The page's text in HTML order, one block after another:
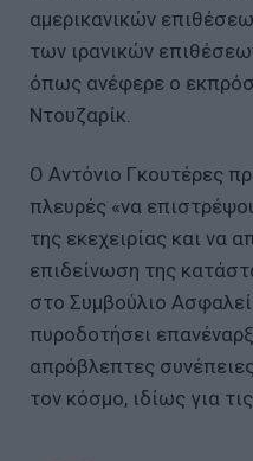
αμερικανικών
των ιρανικών
όπως ανέφερε o
Ντουζαρίκ.
Ο Αντόνιο Γκουτέρες
πλευρές «να
της εκεχειρίας και να
επιδείνωση της
στο Συμβούλιο
πυροδοτήσει
απρόβλεπτες
τον κόσμο, ιδίως για